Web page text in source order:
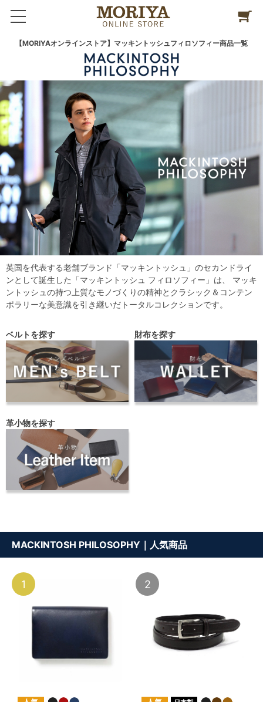
【MORIYAオンラインストア】マッキントッシュフィロソフィー商品一覧
英国を代表する老舗ブランド「マッキントッシュ」のセカンドライ
ンとして誕生した「マッキントッシュ フィロソフィー」は、 マッキ
ントッシュの持つ上質なモノづくりの精神とクラシック＆コンテン
ポラリーな美意識を引き継いだトータルコレクションです。
ベルトを探す 財布を探す
革小物を探す
MACKINTOSH PHILOSOPHY｜人気商品
1 2